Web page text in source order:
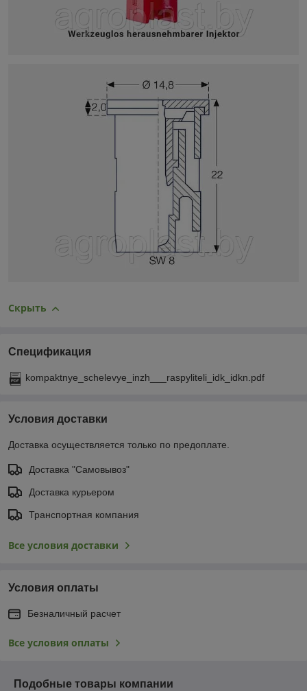
Скрыть
Спецификация
kompaktnye_schelevye_inzh___raspyliteli_idk_idkn.pdf
Условия доставки
Доставка осуществляется только по предоплате.
Доставка "Самовывоз"
Доставка курьером
Транспортная компания
Все условия доставки
Условия оплаты
Безналичный расчет
Все условия оплаты
Подобные товары компании